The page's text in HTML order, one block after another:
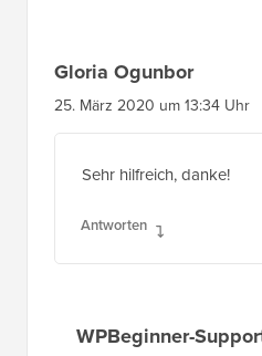
Gloria Ogunbor
25. März 2020 um 13:34 Uhr
Sehr hilfreich, danke!
Antworten
WPBeginner-